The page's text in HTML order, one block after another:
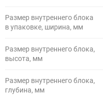
Размер внутреннего блока
в упаковке, ширина, мм
Размер внутреннего блока,
высота, мм
Размер внутреннего блока,
глубина, мм